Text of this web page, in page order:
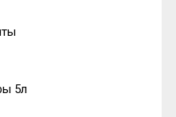
5л